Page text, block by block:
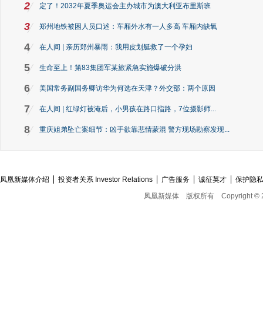
2 定了！2032年夏季奥运会主办城市为澳大利亚布里斯班
3 郑州地铁被困人员口述：车厢外水有一人多高 车厢内缺氧
4 在人间 | 亲历郑州暴雨：我用皮划艇救了一个孕妇
5 生命至上！第83集团军某旅紧急实施爆破分洪
6 美国常务副国务卿访华为何选在天津？外交部：两个原因
7 在人间 | 红绿灯被淹后，小男孩在路口指路，7位摄影师...
8 重庆姐弟坠亡案细节：凶手欲靠悲情蒙混 警方现场勘察发现...
凤凰新媒体介绍 投资者关系 Investor Relations 广告服务 诚征英才
保护隐
凤凰新媒体
版权所有 Copyright ©